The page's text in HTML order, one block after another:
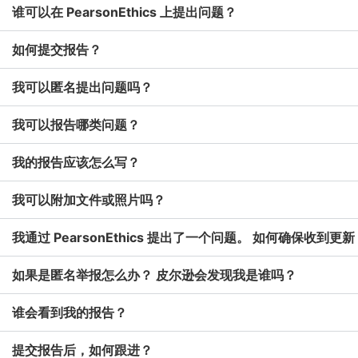
谁可以在 PearsonEthics 上提出问题？
如何提交报告？
我可以匿名提出问题吗？
我可以报告哪类问题？
我的报告应该怎么写？
我可以附加文件或照片吗？
我通过 PearsonEthics 提出了一个问题。 如何确保收到更新
如果是匿名举报怎么办？ 皮尔逊会发现我是谁吗？
谁会看到我的报告？
提交报告后，如何跟进？